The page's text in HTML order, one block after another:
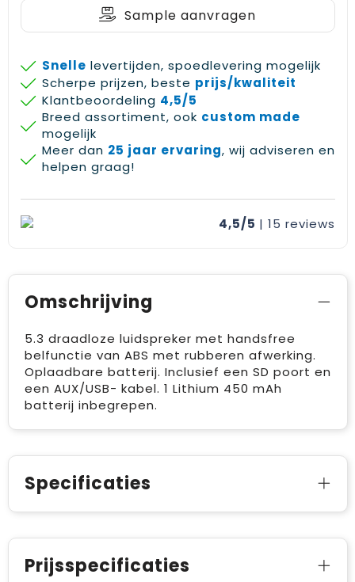
Sample aanvragen
Snelle levertijden, spoedlevering mogelijk
Scherpe prijzen, beste prijs/kwaliteit
Klantbeoordeling 4,5/5
Breed assortiment, ook custom made
mogelijk
Meer dan 25 jaar ervaring, wij adviseren en
helpen graag!
4,5/5 | 15 reviews
Omschrijving
5.3 draadloze luidspreker met handsfree
belfunctie van ABS met rubberen afwerking.
Oplaadbare batterij. Inclusief een SD poort en
een AUX/USB- kabel. 1 Lithium 450 mAh
batterij inbegrepen.
Specificaties
Prijsspecificaties